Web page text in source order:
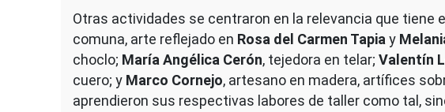
Otras actividades se centraron en la relevancia que tiene
comuna, arte reflejado en Rosa del Carmen Tapia y
choclo; María Angélica Cerón, tejedora en telar; Valentín
cuero; y Marco Cornejo, artesano en madera, artífices
aprendieron sus respectivas labores de taller como tal,